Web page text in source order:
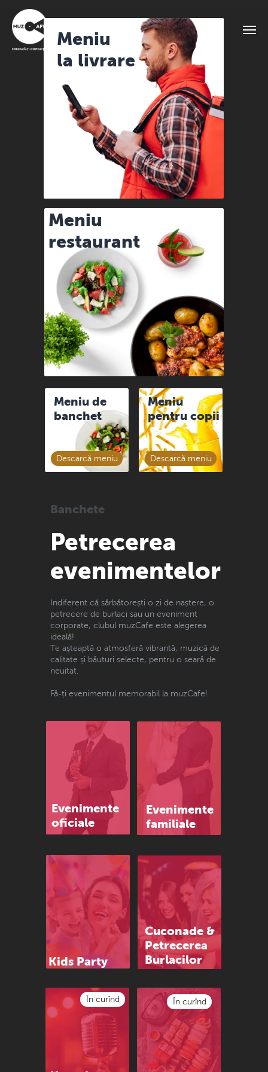
Meniu
pentru copii
Descarcă meniu
Meniu
la livrare
Meniu de
banchet
Descarcă meniu
Meniu
restaurant
Petrecerea
evenimentelor
Indiferent că sărbătorești o zi de naștere, o
petrecere de burlaci sau un eveniment
corporate, clubul muzCafe este alegerea
ideală!
Te așteaptă o atmosferă vibrantă, muzică de
calitate și băuturi selecte, pentru o seară de
neuitat.
Fă-ți evenimentul memorabil la muzCafe!
Banchete
Evenimente
familiale
Kids Party
Cuconade &
Petrecerea
Burlacilor
În curînd În curînd
Evenimente
oficiale